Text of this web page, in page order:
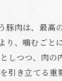
豚肉は、最高
り、噛むごと
しつつ、肉の
引き立てる重